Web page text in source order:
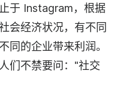
于 Instagram，根据
会经济状况，有不同
同的企业带来利润。
们不禁要问："社交